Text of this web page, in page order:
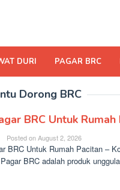
DURI PAGAR BRC
Dorong BRC
BRC Untuk Rumah
Posted onAugust 2, 2026
BRC Untuk Rumah Pacitan –
BRC adalah produk